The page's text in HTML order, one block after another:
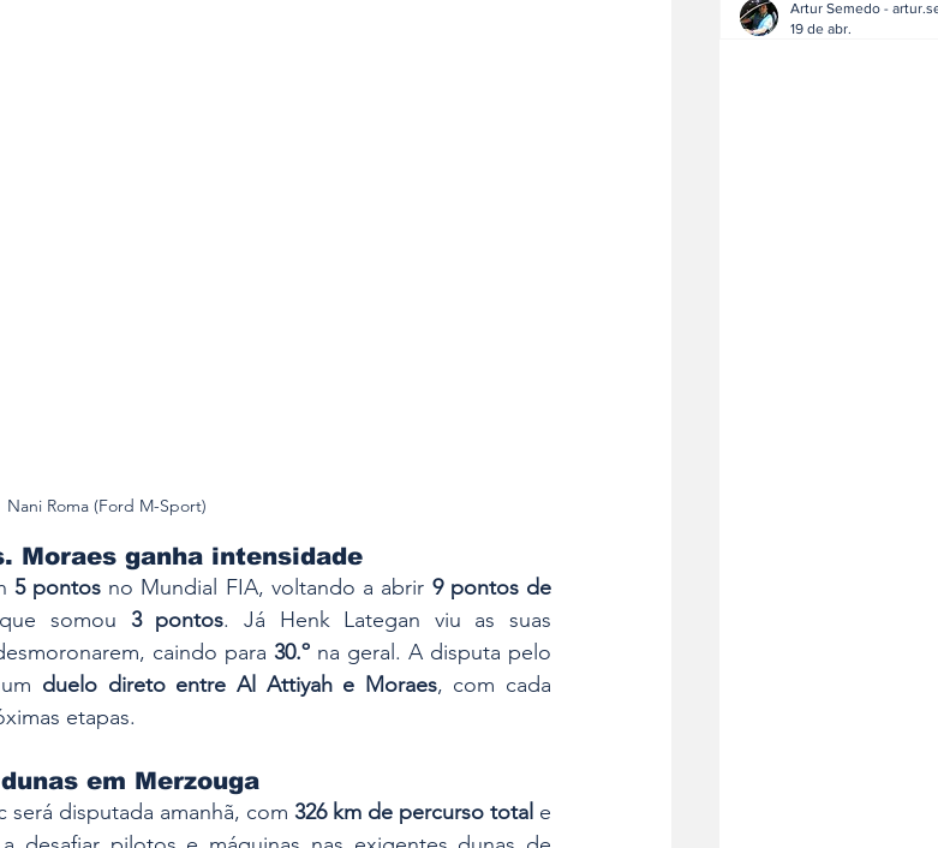
Nani Roma (Ford M-Sport)
Moraes ganha intensidade
5 pontos no Mundial FIA, voltando a abrir 9 pontos de
somou 3 pontos. Já Henk Lategan viu as suas
caindo para 30.º na geral. A disputa pelo
duelo direto entre Al Attiyah e Moraes, com cada
etapas.
em Merzouga
será disputada amanhã, com 326 km de percurso total
educação falhou
19 de abr.